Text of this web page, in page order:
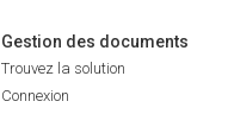
Gestion des documents
Trouvez la solution
Connexion